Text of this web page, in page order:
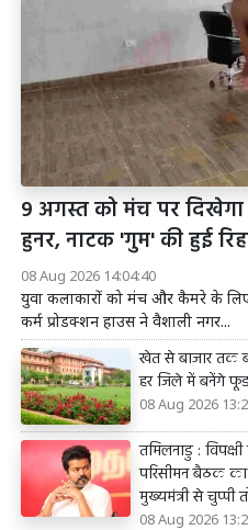
9 अगस्त को मंच पर
हुनर, नाटक 'गुम' की हुई
08 Aug 2026 14:04:40
युवा कलाकारों को मंच और कैमरे के
कर्म प्रोडक्शन हाउस ने वैशाली नगर...
खेत से बाजार तक
हर जिले में बनेंगे
08 Aug 2026
तमिलनाडु :
परिसीमन बैठक का
मुख्यमंत्री से चुप्पी
08 Aug 2026